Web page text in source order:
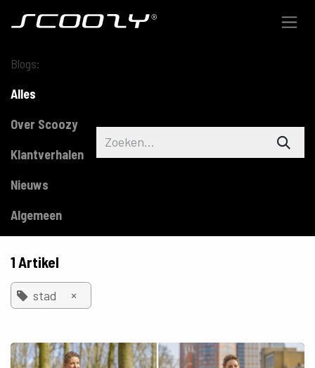
Blogs:
Alles
Over Scoozy
Klantverhalen
Nieuws
Algemeen
1 Artikel
stad ×